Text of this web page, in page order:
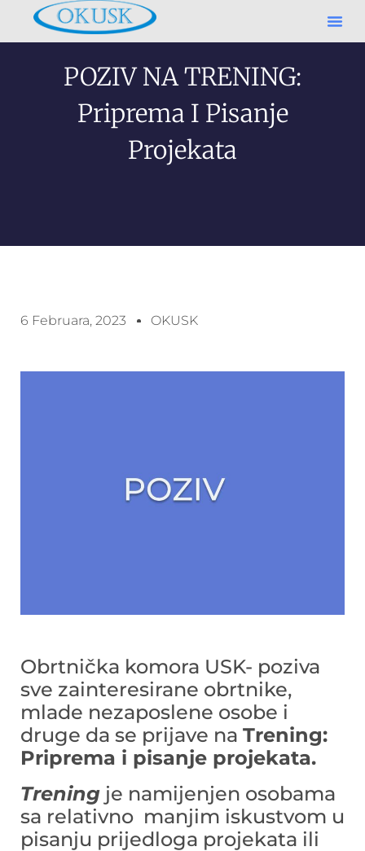
POZIV NA TRENING:
Priprema I Pisanje
Projekata
6 Februara, 2023 OKUSK
Obrtnička komora USK- poziva
sve zainteresirane obrtnike,
mlade nezaposlene osobe i
druge da se prijave na Trening:
Priprema i pisanje projekata.
Trening je namijenjen osobama
sa relativno manjim iskustvom u
pisanju prijedloga projekata ili